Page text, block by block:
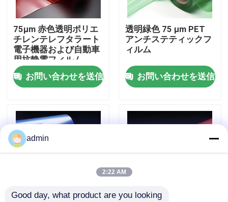
企業情報
会社案内
品質管理
見積依頼
低密度ポリエチレンフィルム
75μm 赤色透明ポリエ
チレンテレフタラート
電子機器および自動車
用抗静電フィルム
お問い合わせを送信
透明緑色 75 μm PET
アンチステティックフ
ィルム
お問い合わせを送信
admin
2:22 AM
Good day, what product are you looking